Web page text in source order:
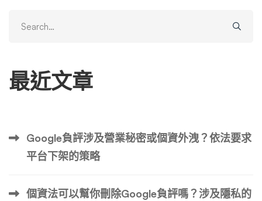
for:
最近文章
Google負評涉及營業秘密或個資外洩？依法要求
平台下架的策略
個資法可以幫你刪除Google負評嗎？涉及隱私的